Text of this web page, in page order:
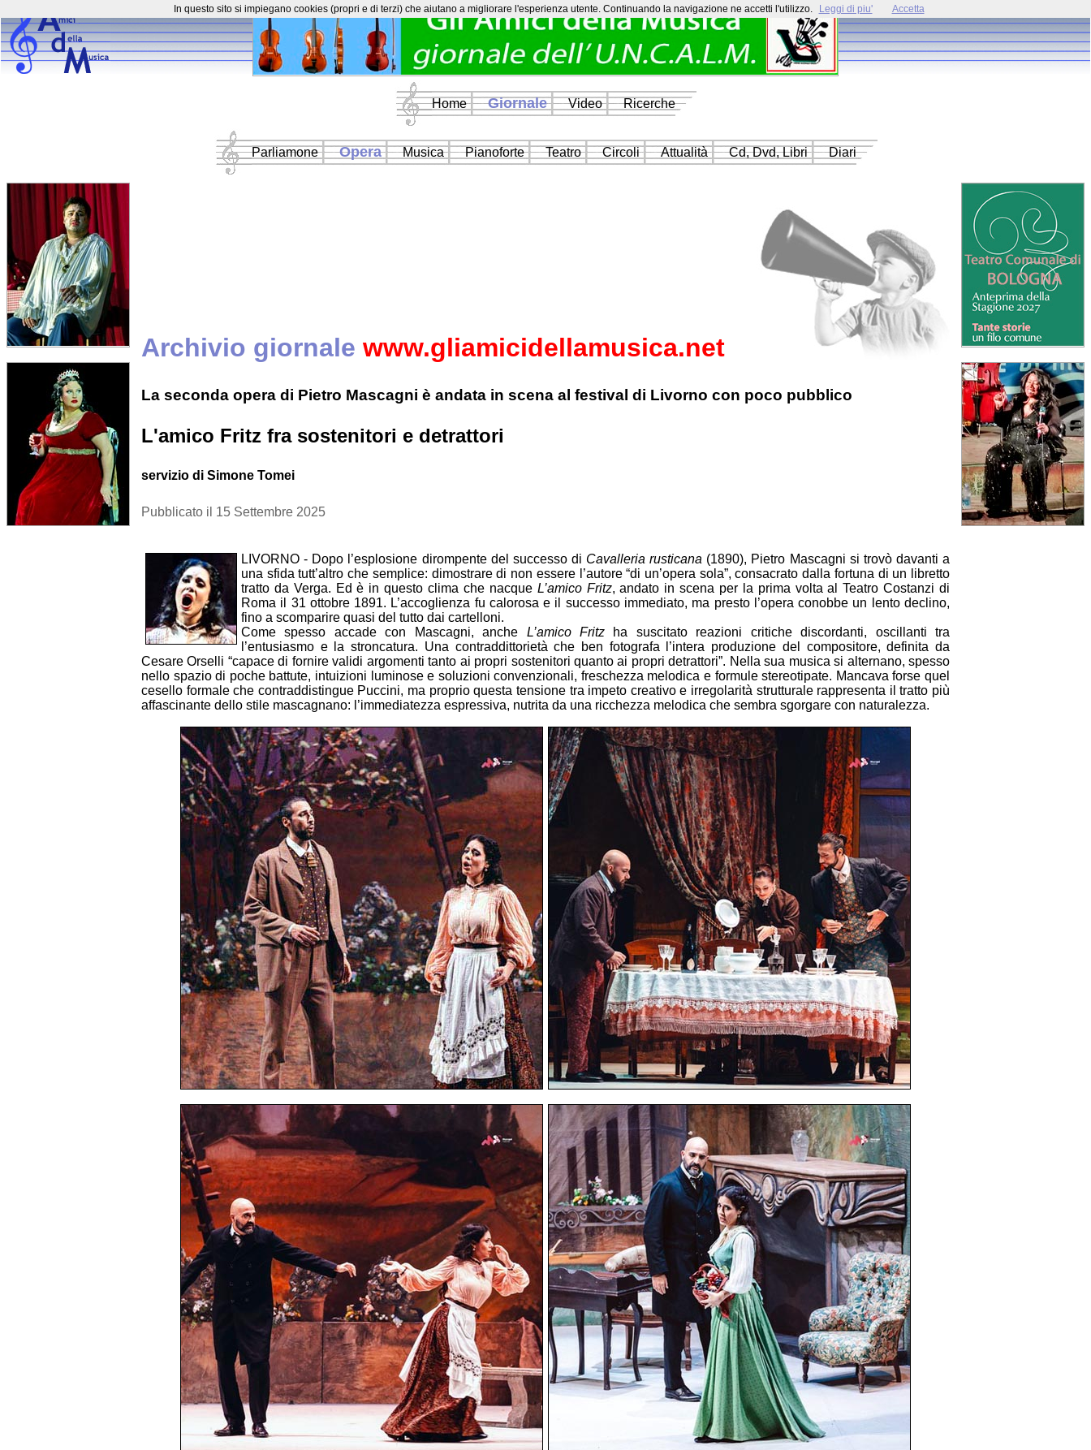
Home Giornale Video Ricerche
Parliamone Opera Musica Pianoforte Teatro Circoli Attualità Cd, Dvd, Libri Diari
Archivio giornale www.gliamicidellamusica.net
La seconda opera di Pietro Mascagni è andata in scena al festival di Livorno con poco pubblico
L'amico Fritz fra sostenitori e detrattori
servizio di Simone Tomei
Pubblicato il 15 Settembre 2025
LIVORNO - Dopo l’esplosione dirompente del successo di Cavalleria rusticana (1890), Pietro Mascagni si trovò davanti a
una sfida tutt’altro che semplice: dimostrare di non essere l’autore “di un’opera sola”, consacrato dalla fortuna di un libretto
tratto da Verga. Ed è in questo clima che nacque L’amico Fritz, andato in scena per la prima volta al Teatro Costanzi di
Roma il 31 ottobre 1891. L’accoglienza fu calorosa e il successo immediato, ma presto l’opera conobbe un lento declino,
fino a scomparire quasi del tutto dai cartelloni.
Come spesso accade con Mascagni, anche L’amico Fritz ha suscitato reazioni critiche discordanti, oscillanti tra
l’entusiasmo e la stroncatura. Una contraddittorietà che ben fotografa l’intera produzione del compositore, definita da
Cesare Orselli “capace di fornire validi argomenti tanto ai propri sostenitori quanto ai propri detrattori”. Nella sua musica si alternano, spesso
nello spazio di poche battute, intuizioni luminose e soluzioni convenzionali, freschezza melodica e formule stereotipate. Mancava forse quel
cesello formale che contraddistingue Puccini, ma proprio questa tensione tra impeto creativo e irregolarità strutturale rappresenta il tratto più
affascinante dello stile mascagnano: l’immediatezza espressiva, nutrita da una ricchezza melodica che sembra sgorgare con naturalezza.
In questo sito si impiegano cookies (propri e di terzi) che aiutano a migliorare l'esperienza utente. Continuando la navigazione ne accetti l'utilizzo. Leggi di piu' Accetta